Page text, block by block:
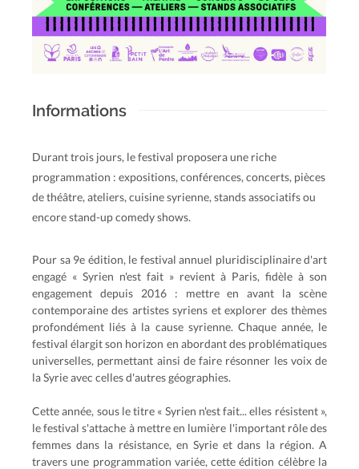
Informations
Durant trois jours, le festival proposera une riche
programmation : expositions, conférences, concerts, pièces
de théâtre, ateliers, cuisine syrienne, stands associatifs ou
encore stand-up comedy shows.
Pour sa 9e édition, le festival annuel pluridisciplinaire d'art
engagé « Syrien n'est fait » revient à Paris, fidèle à son
engagement depuis 2016 : mettre en avant la scène
contemporaine des artistes syriens et explorer des thèmes
profondément liés à la cause syrienne. Chaque année, le
festival élargit son horizon en abordant des problématiques
universelles, permettant ainsi de faire résonner les voix de
la Syrie avec celles d'autres géographies.
Cette année, sous le titre « Syrien n'est fait... elles résistent »,
le festival s'attache à mettre en lumière l'important rôle des
femmes dans la résistance, en Syrie et dans la région. A
travers une programmation variée, cette édition célèbre la